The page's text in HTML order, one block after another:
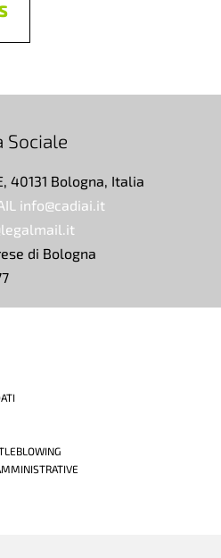
Sociale
40131 Bologna, Italia
info@cadiai.it
di Bologna